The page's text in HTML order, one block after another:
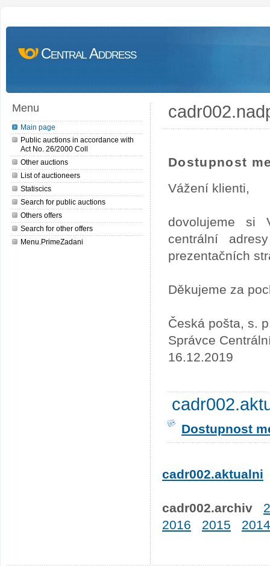
Central Address
Menu
Main page
Public auctions in accordance with
Act No. 26/2000 Coll
Other auctions
List of auctioneers
Statiscics
Search for public auctions
Others offers
Search for other offers
Menu.PrimeZadani
Dostupnost
Vážení klienti,
dovolujeme si
centrální
prezentačních
Děkujeme za
Česká pošta, s.
Správce
16.12.2019
Dostupnost
cadr002.aktualni
cadr002.archiv
2016
2015 2014